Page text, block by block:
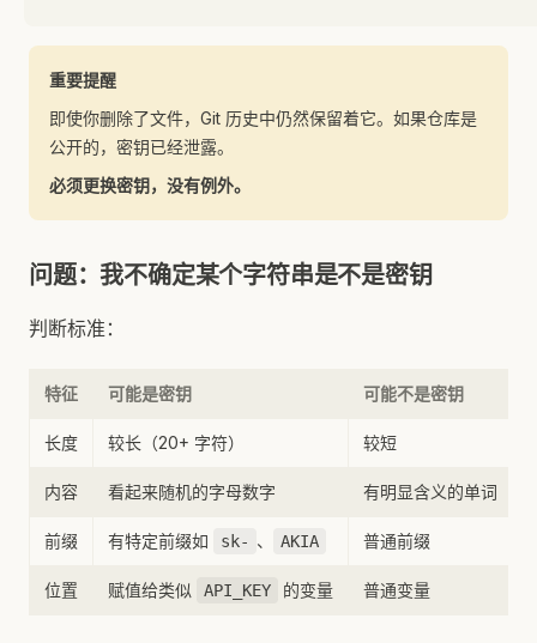
重要提醒
即使你删除了文件，Git 历史中仍然保留着它。如果仓库是
公开的，密钥已经泄露。
必须更换密钥，没有例外。
问题：我不确定某个字符串是不是密钥
判断标准：
特征 可能是密钥 可能不是密钥
长度 较长（20+ 字符） 较短
内容 看起来随机的字母数字 有明显含义的单词
前缀 有特定前缀如 sk- 、 AKIA 普通前缀
位置 赋值给类似 API_KEY 的变量 普通变量